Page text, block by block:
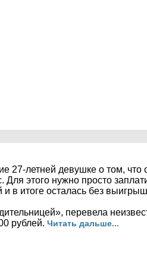
27-летней девушке о том,
этого нужно просто
в итоге осталась без
перевела
рублей. Читать дальше...